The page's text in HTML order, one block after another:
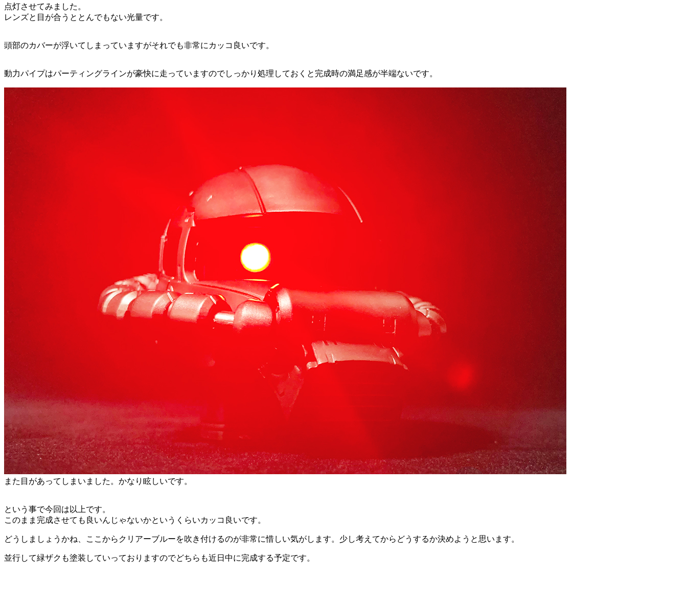
点灯させてみました。
レンズと目が合うととんでもない光量です。
頭部のカバーが浮いてしまっていますがそれでも非常にカッコ良いです。
動力パイプはパーティングラインが豪快に走っていますのでしっかり処理しておくと完成時の満足感が半端ないです。
また目があってしまいました。かなり眩しいです。
という事で今回は以上です。
このまま完成させても良いんじゃないかというくらいカッコ良いです。
どうしましょうかね、ここからクリアーブルーを吹き付けるのが非常に惜しい気がします。少し考えてからどうするか決めようと思います。
並行して緑ザクも塗装していっておりますのでどちらも近日中に完成する予定です。